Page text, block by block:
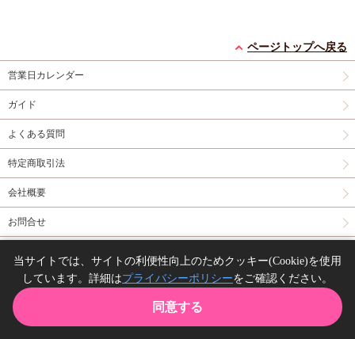
ページトップへ戻る
営業日カレンダー
ガイド
よくある質問
特定商取引法
会社概要
お問合せ
Copyright(C) comicomi studio. All right reserved.
当サイトでは、サイトの利便性向上のためクッキー(Cookie)を使用
しています。詳細はプライバシーポリシーをご確認ください。
同意する